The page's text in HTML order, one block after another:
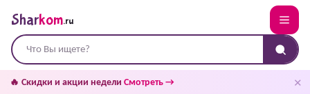
Sharkom.ru
🔥 Скидки и акции недели Смотреть → ✕